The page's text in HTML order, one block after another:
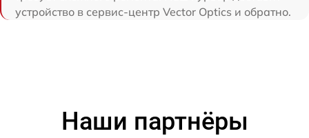
устройство в сервис-центр Vector Optics и обратно.
Наши партнёры